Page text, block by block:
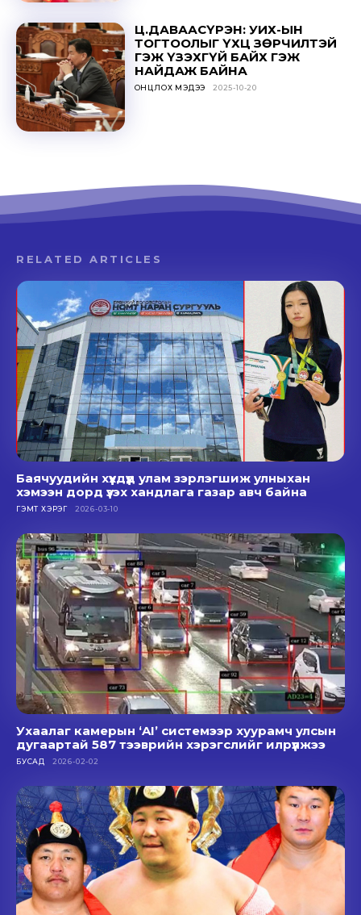
SUBSCRIBE
Ц.ДАВААСҮРЭН: УИХ-ЫН
ТОГТООЛЫГ ҮХЦ ЗӨРЧИЛТЭЙ
ГЭЖ ҮЗЭХГҮЙ БАЙХ ГЭЖ
НАЙДАЖ БАЙНА
ОНЦЛОХ МЭДЭЭ 2025-10-20
RELATED ARTICLES
Баячуудийн хүүхдүүд улам зэрлэгшиж улныхан
хэмээн дорд үзэх хандлага газар авч байна
ГЭМТ ХЭРЭГ 2026-03-10
Ухаалаг камерын ‘AI’ системээр хуурамч улсын
дугаартай 587 тээврийн хэрэгслийг илрүүлжээ
БУСАД 2026-02-02